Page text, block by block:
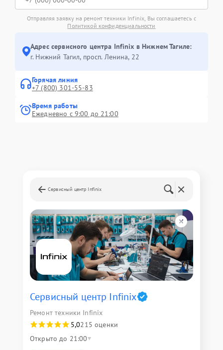
Отправляя заявку на ремонт техники Infinix, Вы соглашаетесь с
Политикой конфиденциальности
Адрес сервисного центра Infinix в Нижнем Тагиле:
г. Нижний Тагил, просп. Ленина, 22
Горячая линия
+7 (800) 301-55-83
Время работы
Ежедневно с 9:00 до 21:00
Сервисный центр Infinix
Сервисный центр Infinix
Ремонт техники Infinix
5,0215 оценки
Открыто до 21:00